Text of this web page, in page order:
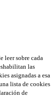
leer sobre cada
las
asignadas a esa
lista de cookies
de